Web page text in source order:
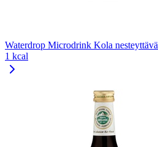
Waterdrop Microdrink Kola
1 kcal